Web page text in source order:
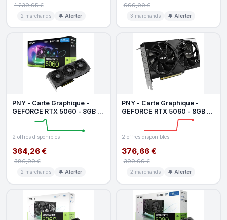
1 239,95 €
2 marchands 🔔 Alerter
999,00 €
3 marchands 🔔 Alerter
PNY - Carte Graphique -
GEFORCE RTX 5060 - 8GB -
ARGB - Overclocked - Triple
2 offres disponibles
364,26 €
386,99 €
2 marchands 🔔 Alerter
PNY - Carte Graphique -
GEFORCE RTX 5060 - 8GB -
Overclocked - Dual Fan -
2 offres disponibles
376,66 €
399,99 €
2 marchands 🔔 Alerter